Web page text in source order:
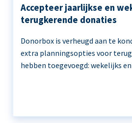
Accepteer jaarlijkse en
terugkerende donaties
Donorbox is verheugd aan te
extra planningsopties voor
hebben toegevoegd: wekelijks